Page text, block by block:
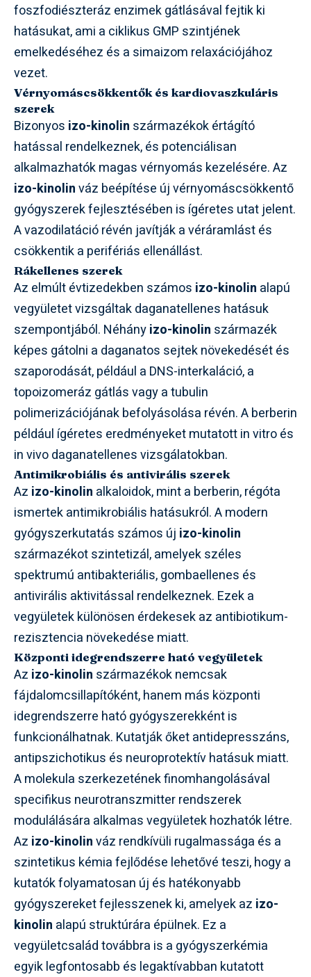
foszfodiészteráz enzimek gátlásával fejtik ki
hatásukat, ami a ciklikus GMP szintjének
emelkedéséhez és a simaizom relaxációjához
vezet.
Vérnyomáscsökkentők és kardiovaszkuláris
szerek
Bizonyos izo-kinolin származékok értágító
hatással rendelkeznek, és potenciálisan
alkalmazhatók magas vérnyomás kezelésére. Az
izo-kinolinváz beépítése új vérnyomáscsökkentő
gyógyszerek fejlesztésében is ígéretes utat jelent.
A vazodilatáció révén javítják a véráramlást és
csökkentik a perifériás ellenállást.
Rákellenes szerek
Az elmúlt évtizedekben számos izo-kinolin alapú
vegyületet vizsgáltak daganatellenes hatásuk
szempontjából. Néhányizo-kinolin származék
képes gátolni a daganatos sejtek növekedését és
szaporodását, például a DNS-interkaláció, a
topoizomeráz gátlás vagy a tubulin
polimerizációjának befolyásolása révén. A berberin
például ígéretes eredményeket mutatott in vitro és
in vivo daganatellenes vizsgálatokban.
Antimikrobiális és antivirális szerek
Az izo-kinolin alkaloidok, mint a berberin, régóta
ismertek antimikrobiális hatásukról. A modern
gyógyszerkutatás számos új izo-kinolin
származékot szintetizál, amelyek széles
spektrumú antibakteriális, gombaellenes és
antivirális aktivitással rendelkeznek. Ezek a
vegyületek különösen érdekesek az antibiotikum-
rezisztencia növekedése miatt.
Központi idegrendszerre ható vegyületek
Az izo-kinolin származékok nemcsak
fájdalomcsillapítóként, hanem más központi
idegrendszerre ható gyógyszerekként is
funkcionálhatnak. Kutatják őket antidepresszáns,
antipszichotikus és neuroprotektív hatásuk miatt.
A molekula szerkezetének finomhangolásával
specifikus neurotranszmitter rendszerek
modulálására alkalmas vegyületek hozhatók létre.
Az izo-kinolinváz rendkívüli rugalmassága és a
szintetikus kémia fejlődése lehetővé teszi, hogy a
kutatók folyamatosan új és hatékonyabb
gyógyszereket fejlesszenek ki, amelyek az izo-
kinolin alapú struktúrára épülnek. Ez a
vegyületcsalád továbbra is a gyógyszerkémia
egyik legfontosabb és legaktívabban kutatott